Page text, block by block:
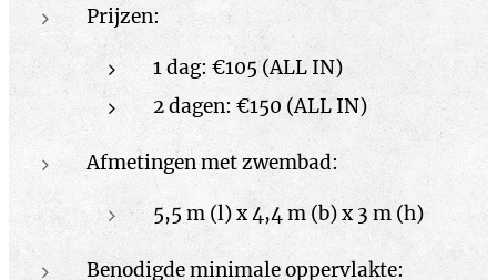
Prijzen:
1 dag: €105 (ALL IN)
2 dagen: €150 (ALL IN)
Afmetingen met zwembad:
5,5 m (l) x 4,4 m (b) x 3 m (h)
Benodigde minimale oppervlakte: